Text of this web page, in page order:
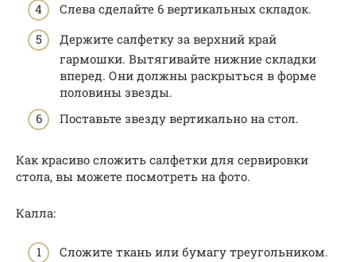
Слева сделайте 6 вертикальных складок.
Держите салфетку за верхний край
гармошки. Вытягивайте нижние складки
вперед. Они должны раскрыться в форме
половины звезды.
Поставьте звезду вертикально на стол.
Как красиво сложить салфетки для сервировки
стола, вы можете посмотреть на фото.
Калла:
Сложите ткань или бумагу треугольником.